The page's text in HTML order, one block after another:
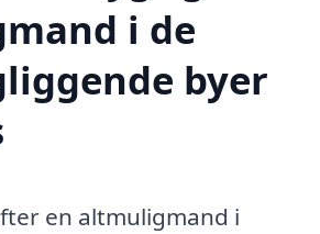
i de
byer
en altmuligmand i